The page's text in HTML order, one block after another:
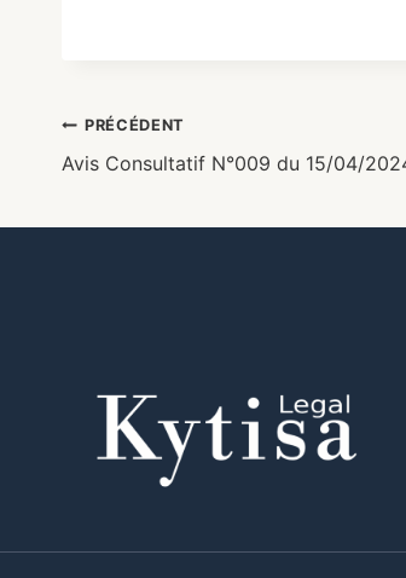
PRÉCÉDENT
Avis Consultatif N°009 du 15/04/